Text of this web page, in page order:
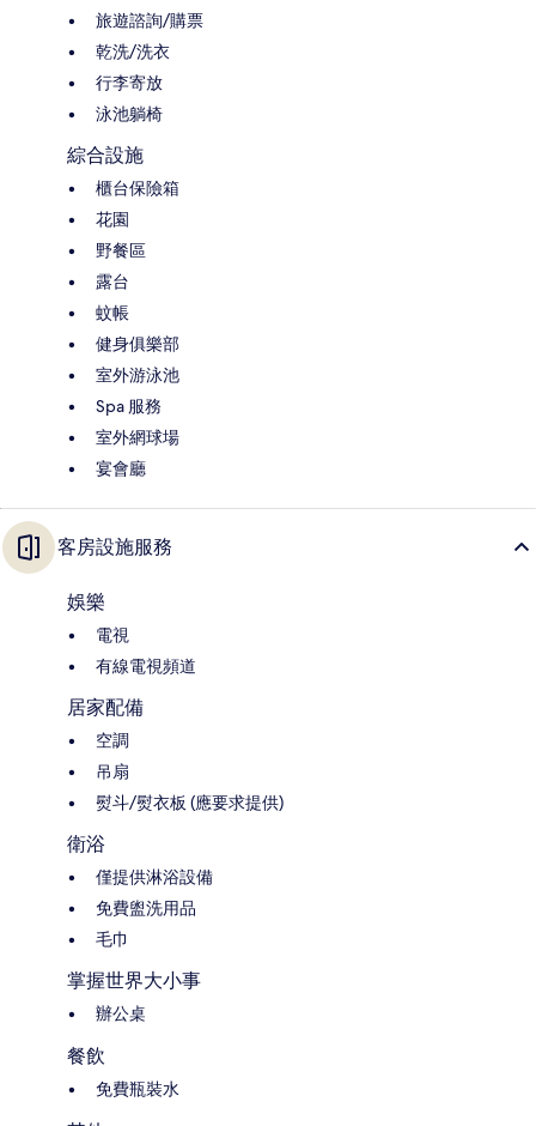
旅遊諮詢/購票
乾洗/洗衣
行李寄放
泳池躺椅
綜合設施
櫃台保險箱
花園
野餐區
露台
蚊帳
健身俱樂部
室外游泳池
Spa 服務
室外網球場
宴會廳
客房設施服務
娛樂
電視
有線電視頻道
居家配備
空調
吊扇
熨斗/熨衣板 (應要求提供)
衛浴
僅提供淋浴設備
免費盥洗用品
毛巾
掌握世界大小事
辦公桌
餐飲
免費瓶裝水